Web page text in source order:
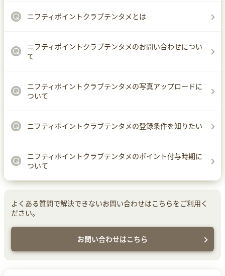
ニフティポイントクラブテンタメとは
ニフティポイントクラブテンタメのお問い合わせについ
て
ニフティポイントクラブテンタメの写真アップロードに
ついて
ニフティポイントクラブテンタメの登録条件を知りたい
ニフティポイントクラブテンタメのポイント付与時期に
ついて
よくある質問で解決できないお問い合わせはこちらをご利用く
ださい。
お問い合わせはこちら